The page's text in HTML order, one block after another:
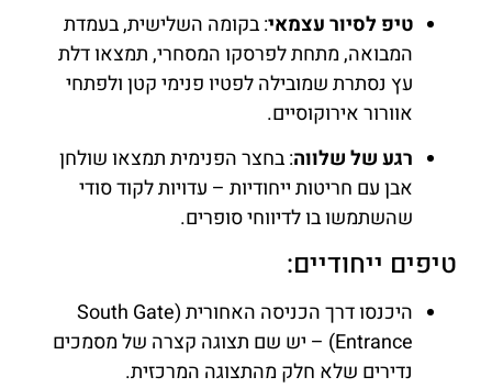
טיפ לסיור עצמאי: בקומה השלישית, בעמדת
המבואה, מתחת לפרסקו המסחרי, תמצאו דלת
עץ נסתרת שמובילה לפטיו פנימי קטן ולפתחי
אוורור אירוקוסיים.
רגע של שלווה: בחצר הפנימית תמצאו שולחן
אבן עם חריטות ייחודיות – עדויות לקוד סודי
שהשתמשו בו לדיווחי סופרים.
טיפים ייחודיים:
היכנסו דרך הכניסה האחורית (South Gate
Entrance) – יש שם תצוגה קצרה של מסמכים
נדירים שלא חלק מהתצוגה המרכזית.